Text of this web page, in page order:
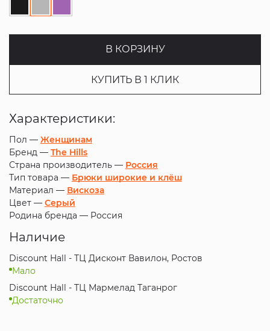
В КОРЗИНУ
КУПИТЬ В 1 КЛИК
Характеристики:
Пол — Женщинам
Бренд — The Hills
Страна производитель — Россия
Тип товара — Брюки широкие и клёш
Материал — Вискоза
Цвет — Серый
Родина бренда — Россия
Наличие
Discount Hall - ТЦ Дисконт Вавилон, Ростов
Мало
Discount Hall - ТЦ Мармелад Таганрог
Достаточно